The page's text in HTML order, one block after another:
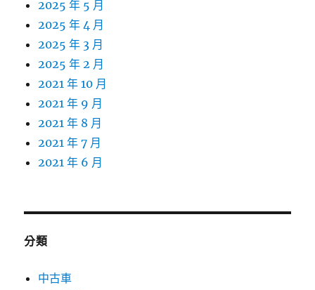
2025 年 5 月
2025 年 4 月
2025 年 3 月
2025 年 2 月
2021 年 10 月
2021 年 9 月
2021 年 8 月
2021 年 7 月
2021 年 6 月
分類
中古車